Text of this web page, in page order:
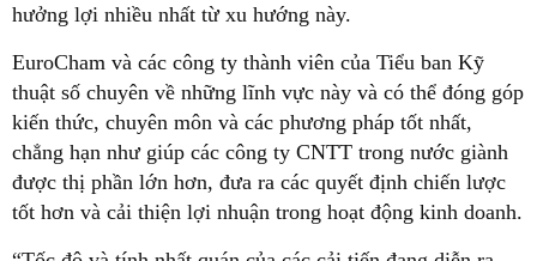
hưởng lợi nhiều nhất từ xu hướng này.
EuroCham và các công ty thành viên của Tiểu ban Kỹ
thuật số chuyên về những lĩnh vực này và có thể đóng góp
kiến thức, chuyên môn và các phương pháp tốt nhất,
chẳng hạn như giúp các công ty CNTT trong nước giành
được thị phần lớn hơn, đưa ra các quyết định chiến lược
tốt hơn và cải thiện lợi nhuận trong hoạt động kinh doanh.